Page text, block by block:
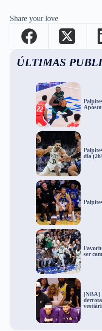
Share your love
ÚLTIMAS
dia
ser
[NBA]